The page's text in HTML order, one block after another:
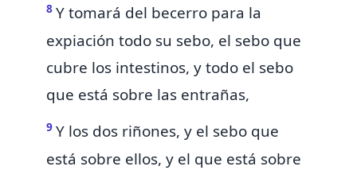
8 Y tomará del becerro para la
expiación todo su sebo, el sebo que
cubre los intestinos, y todo el sebo
que está sobre las entrañas,
9 Y los dos riñones, y el sebo que
está sobre ellos, y el que está sobre